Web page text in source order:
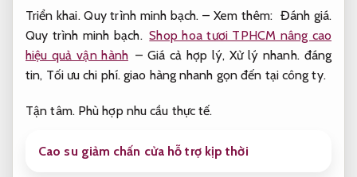
Triển khai. Quy trình minh bạch. – Xem thêm: Đánh giá.
Quy trình minh bạch. Shop hoa tươi TPHCM nâng cao
hiệu quả vận hành – Giá cả hợp lý,Xử lý nhanh. đáng
tin, Tối ưu chi phí. giao hàng nhanh gọn đến tại công ty.
Tận tâm. Phù hợp nhu cầu thực tế.
Cao su giảm chấn cửa hỗ trợ kịp thời